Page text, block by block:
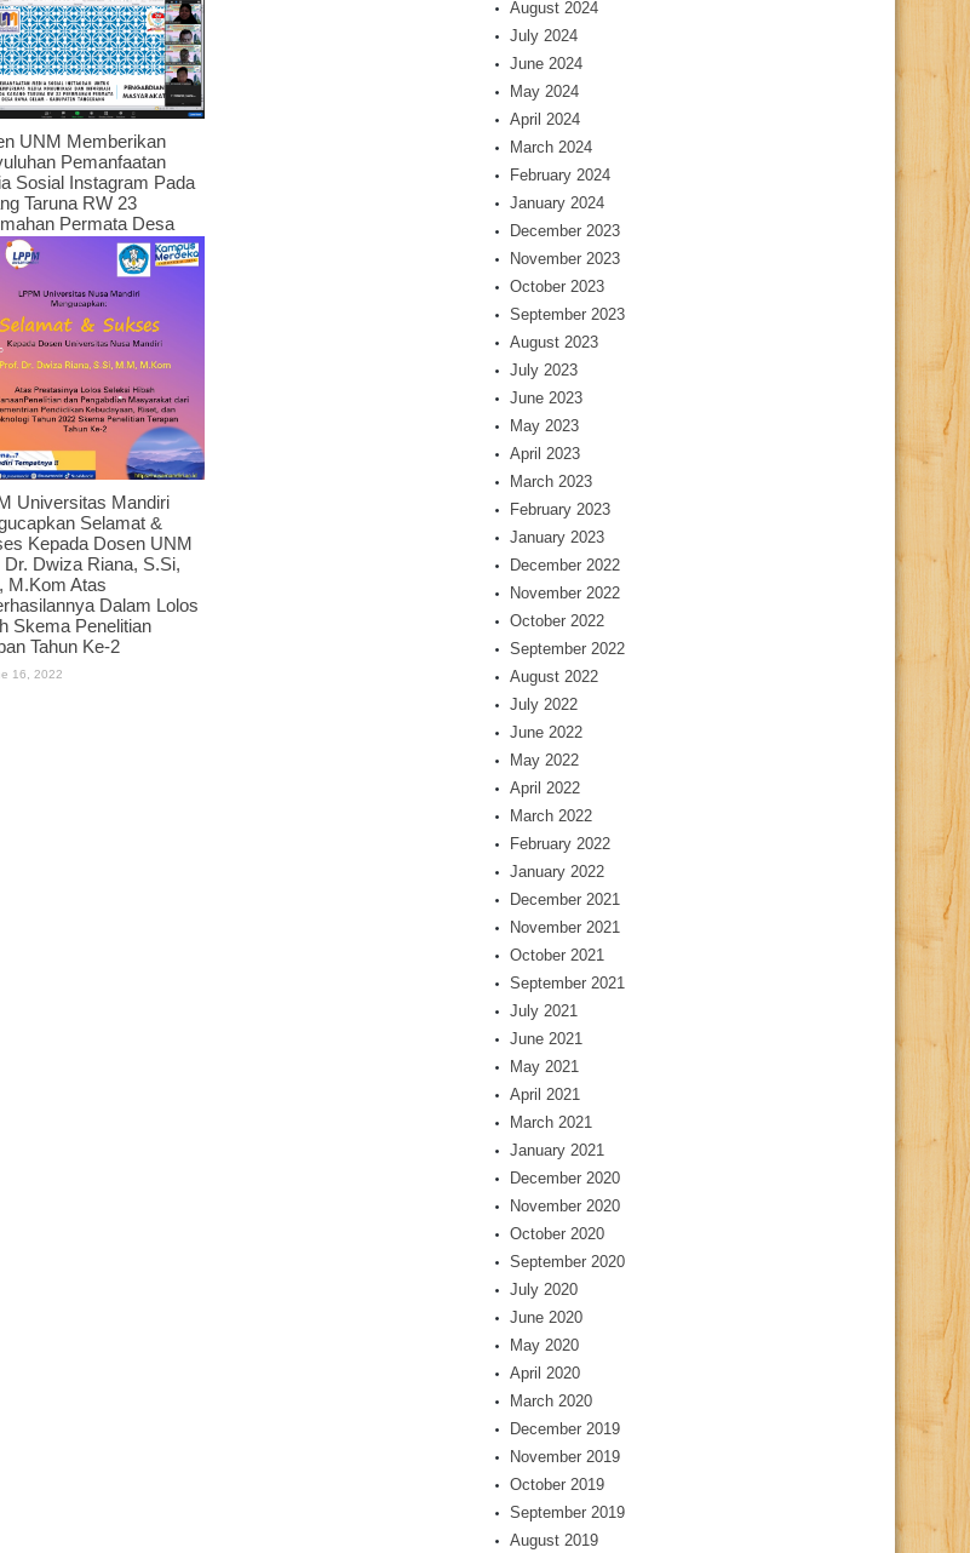
UNM Memberikan
Pemanfaatan
Sosial Instagram Pada
Taruna RW 23
Permata Desa
Gelam – Kabupaten
19, 2022
Universitas Mandiri
Selamat &
Kepada Dosen UNM
Dr. Dwiza Riana, S.Si,
M.Kom Atas
Dalam Lolos
Skema Penelitian
Tahun Ke-2
16, 2022
August 2024
July 2024
June 2024
May 2024
April 2024
March 2024
February 2024
January 2024
December 2023
November 2023
October 2023
September 2023
August 2023
July 2023
June 2023
May 2023
April 2023
March 2023
February 2023
January 2023
December 2022
November 2022
October 2022
September 2022
August 2022
July 2022
June 2022
May 2022
April 2022
March 2022
February 2022
January 2022
December 2021
November 2021
October 2021
September 2021
July 2021
June 2021
May 2021
April 2021
March 2021
January 2021
December 2020
November 2020
October 2020
September 2020
July 2020
June 2020
May 2020
April 2020
March 2020
December 2019
November 2019
October 2019
September 2019
August 2019